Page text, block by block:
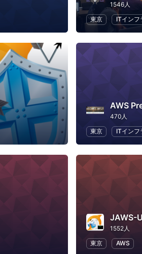
1546人
東京
ITインフ
AWS
470人
東京
ITインフ
JAWS-
1552人
東京
AWS